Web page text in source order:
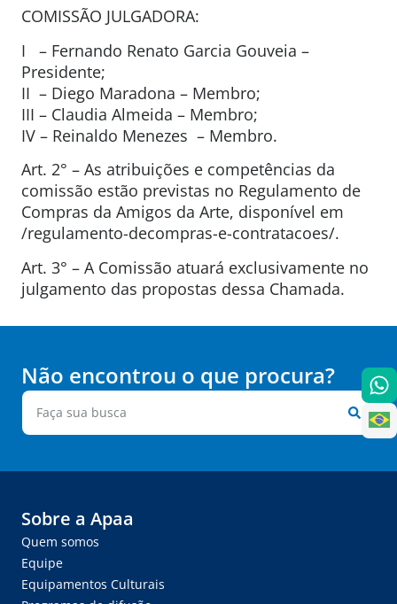
COMISSÃO JULGADORA:
I – Fernando Renato Garcia Gouveia –
Presidente;
II – Diego Maradona – Membro;
III – Claudia Almeida – Membro;
IV – Reinaldo Menezes – Membro.
Art. 2° – As atribuições e competências da
comissão estão previstas no Regulamento de
Compras da Amigos da Arte, disponível em
/regulamento-decompras-e-contratacoes/.
Art. 3° – A Comissão atuará exclusivamente no
julgamento das propostas dessa Chamada.
Não encontrou o que procura?
Sobre a Apaa
Quem somos
Equipe
Equipamentos Culturais